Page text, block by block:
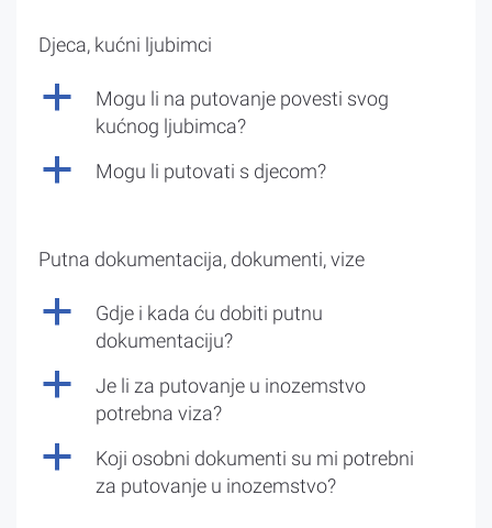
Djeca, kućni ljubimci
a
Mogu li na putovanje povesti svog
kućnog ljubimca?
a Mogu li putovati s djecom?
Putna dokumentacija, dokumenti, vize
a
Gdje i kada ću dobiti putnu
dokumentaciju?
a
Je li za putovanje u inozemstvo
potrebna viza?
a
Koji osobni dokumenti su mi potrebni
za putovanje u inozemstvo?